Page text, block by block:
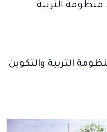
جديدة
التربية والتكوين